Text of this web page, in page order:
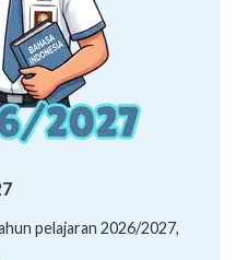
pelajaran 2026/2027,